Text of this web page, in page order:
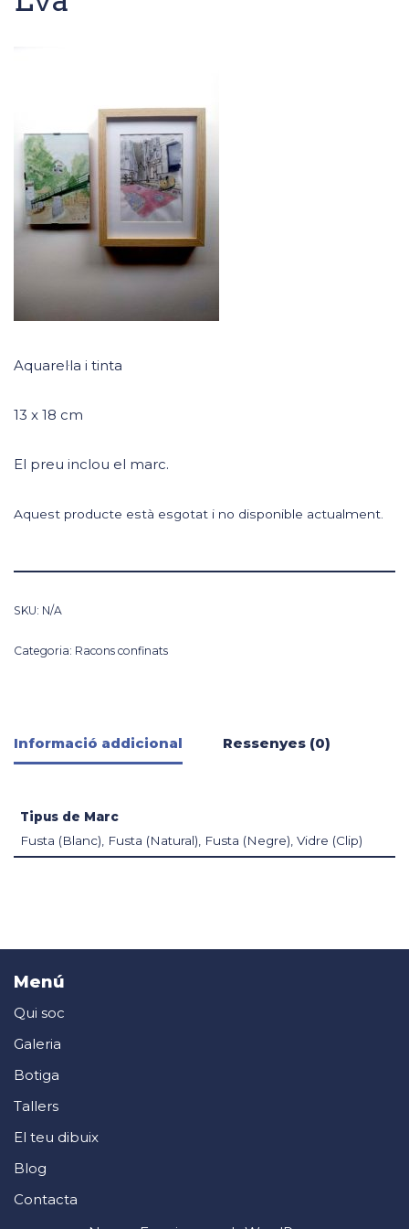
Aquarel·la i tinta
13 x 18 cm
El preu inclou el marc.
Aquest producte està esgotat i no disponible actualment.
SKU: N/A
Categoria: Racons confinats
Informació addicional Ressenyes (0)
Tipus de Marc
Fusta (Blanc), Fusta (Natural), Fusta (Negre), Vidre (Clip)
Menú
Qui soc
Galeria
Botiga
Tallers
El teu dibuix
Blog
Contacta